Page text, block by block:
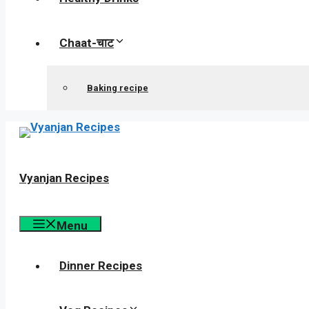
Chaat-चाट
Baking recipe
Vyanjan Recipes
Menu
Dinner Recipes